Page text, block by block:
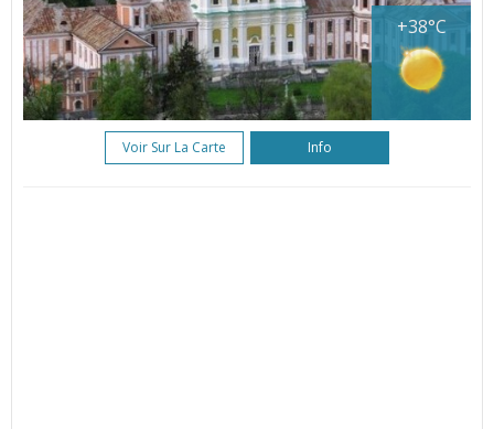
+38°C
Voir Sur La Carte Info